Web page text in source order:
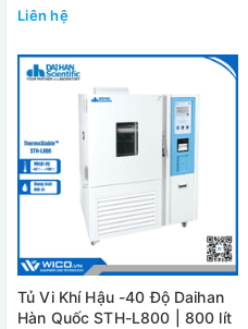
Liên hệ
Tủ Vi Khí Hậu -40 Độ Daihan
Hàn Quốc STH-L800 | 800 lít